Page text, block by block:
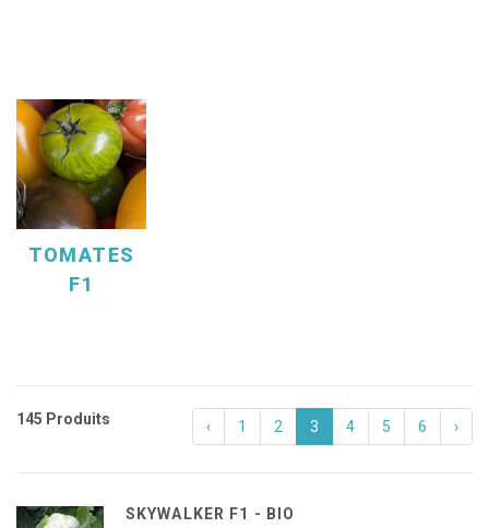
TOMATES
F1
145 Produits ‹ 1 2 3 4 5 6 ›
SKYWALKER F1 - BIO